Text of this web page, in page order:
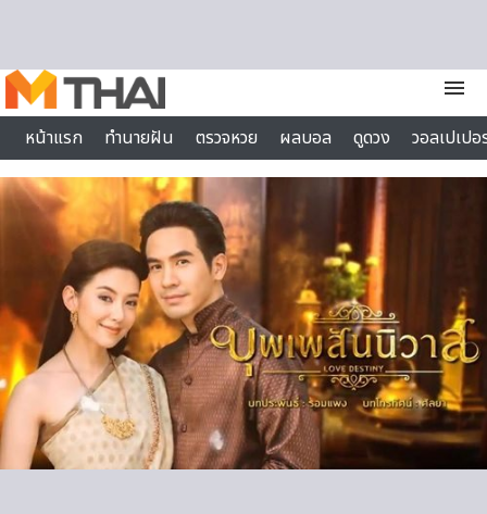
menu
หน้าแรก
ทำนายฝัน ตรวจหวย ผลบอล ดูดวง
วอลเปเป
ไลฟ์สไตล์